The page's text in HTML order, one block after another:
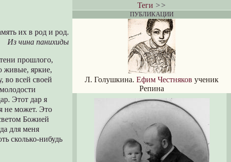
их в род и род.
Из чина панихиды
прошлого,
живые, яркие,
во всей своей
Этот дар я
не может. Это
Божией
для меня
сколько-нибудь
Теги >>
ПУБЛИКАЦИИ
Л. Голушкина. Ефим Честняков ученик
Репина